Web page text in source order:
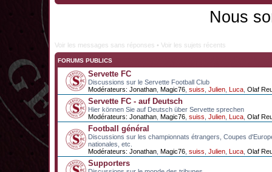
Nous
Voir les messages sans réponses • Voir les sujets récents
FORUMS PUBLICS
Servette FC
Discussions sur le Servette Football Club
Modérateurs: Jonathan Magic76 suiss Julien Luca Olaf
Servette FC - auf Deutsch
Hier können Sie auf Deutsch über Servette sprechen
Modérateurs: Jonathan Magic76 suiss Julien Luca Olaf
Football général
Discussions sur les championnats étrangers, Coupes
nationales, etc.
Modérateurs: Jonathan Magic76 suiss Julien Luca Olaf
Supporters